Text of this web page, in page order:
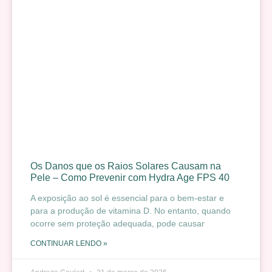
Os Danos que os Raios Solares Causam na
Pele – Como Prevenir com Hydra Age FPS 40
A exposição ao sol é essencial para o bem-estar e
para a produção de vitamina D. No entanto, quando
ocorre sem proteção adequada, pode causar
CONTINUAR LENDO »